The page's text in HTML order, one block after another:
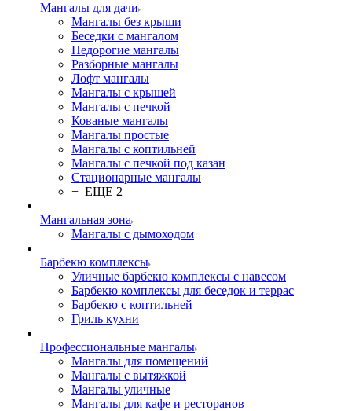
Мангалы для дачи
Мангалы без крыши
Беседки с мангалом
Недорогие мангалы
Разборные мангалы
Лофт мангалы
Мангалы с крышей
Мангалы с печкой
Кованые мангалы
Мангалы простые
Мангалы с коптильней
Мангалы с печкой под казан
Стационарные мангалы
+ ЕЩЕ 2
Мангальная зона
Мангалы с дымоходом
Барбекю комплексы
Уличные барбекю комплексы с навесом
Барбекю комплексы для беседок и террас
Барбекю с коптильней
Гриль кухни
Профессиональные мангалы
Мангалы для помещений
Мангалы с вытяжкой
Мангалы уличные
Мангалы для кафе и ресторанов